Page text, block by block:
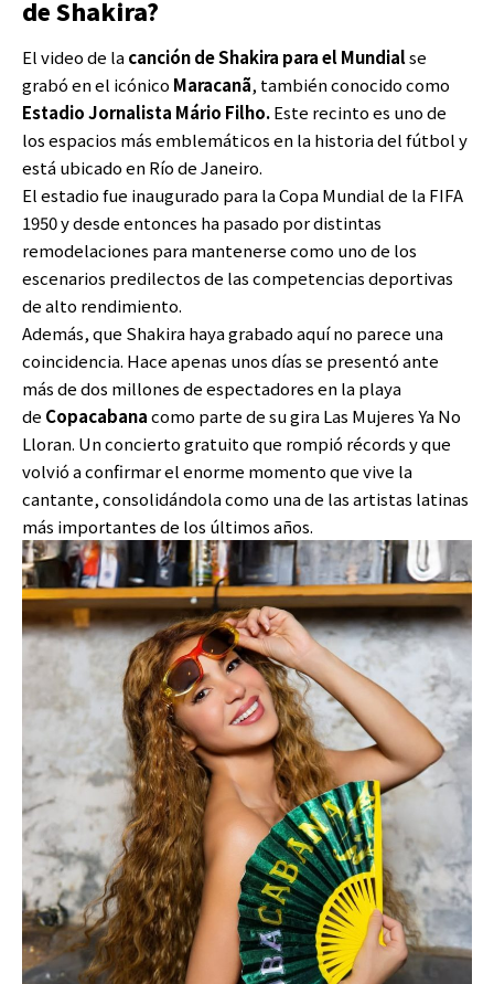
de Shakira?
El video de lacanción de Shakira para el Mundialse
grabó en el icónico Maracanã, también conocido como
Estadio Jornalista Mário Filho.Este recinto es uno de
los espacios más emblemáticos en la historia del fútbol y
está ubicado en Río de Janeiro.
El estadio fue inaugurado para la Copa Mundial de la FIFA
1950 y desde entonces ha pasado por distintas
remodelaciones para mantenerse como uno de los
escenarios predilectos de las competencias deportivas
de alto rendimiento.
Además, que Shakira haya grabado aquí no parece una
coincidencia. Hace apenas unos días se presentó ante
más de dos millones de espectadores en la playa
de Copacabanacomo parte de su gira Las Mujeres Ya No
Lloran. Un concierto gratuito que rompió récords y que
volvió a confirmar el enorme momento que vive la
cantante, consolidándola como una de las artistas latinas
más importantes de los últimos años.